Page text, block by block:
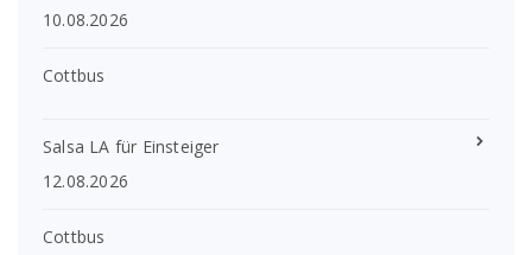
10.08.2026
Cottbus
Salsa LA für Einsteiger
12.08.2026
Cottbus